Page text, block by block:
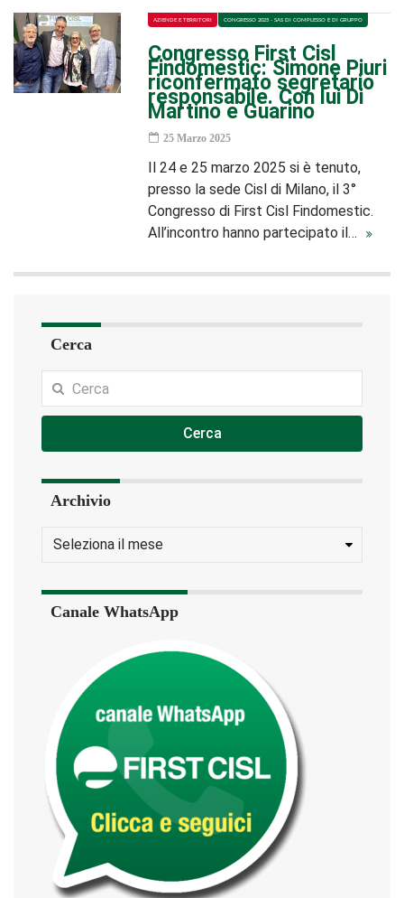
AZIENDE E TERRITORI CONGRESSO 2025 - SAS DI COMPLESSO E DI GRUPPO
Congresso First Cisl
Findomestic: Simone Piuri
riconfermato segretario
responsabile. Con lui Di
Martino e Guarino
25 Marzo 2025
Il 24 e 25 marzo 2025 si è tenuto,
presso la sede Cisl di Milano, il 3°
Congresso di First Cisl Findomestic.
All’incontro hanno partecipato il…
Cerca
Cerca
Archivio
Canale WhatsApp